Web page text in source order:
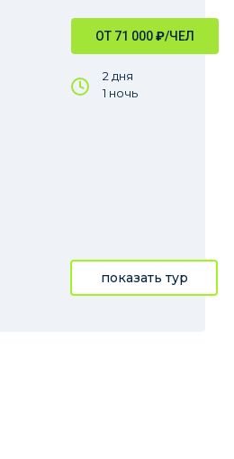
ОТ 71 000₽/ЧЕЛ
2 дня
1 ночь
показать тур